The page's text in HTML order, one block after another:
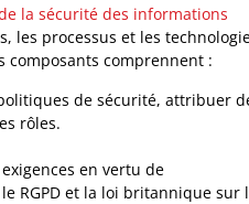
la sécurité des informations
les processus et les
composants comprennent :
de sécurité, attribuer
rôles.
en vertu de
RGPD et la loi britannique sur